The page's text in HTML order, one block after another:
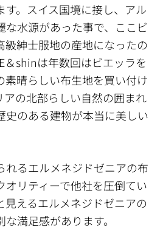
す。スイス国境に接し、アル
な水源があった事で、ここビ
級紳士服地の産地になったの
＆shinは年数回はビエッラを
素晴らしい布生地を買い付け
アの北部らしい自然の囲まれ
史のある建物が本当に美しい
れるエルメネジドゼニアの布
オリティーで他社を圧倒てい
見えるエルメネジドゼニアの
満足感があります。